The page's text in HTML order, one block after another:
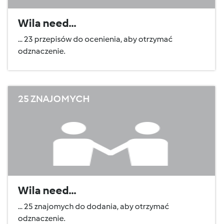
Wila need...
... 23 przepisów do ocenienia, aby otrzymać
odznaczenie.
25 ZNAJOMYCH
Wila need...
... 25 znajomych do dodania, aby otrzymać
odznaczenie.